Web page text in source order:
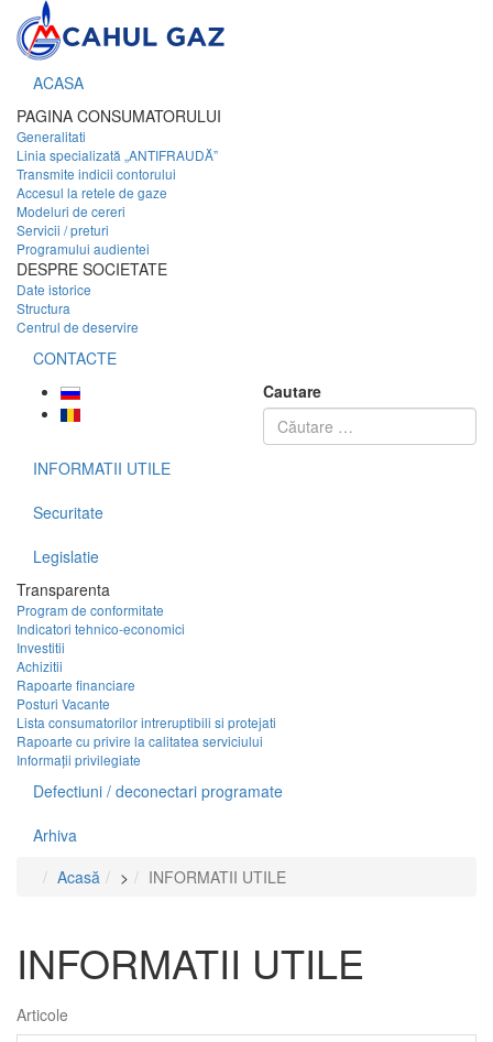
ACASA
PAGINA CONSUMATORULUI
Generalitati
Linia specializată „ANTIFRAUDĂ”
Transmite indicii contorului
Accesul la retele de gaze
Modeluri de cereri
Servicii / preturi
Programului audientei
DESPRE SOCIETATE
Date istorice
Structura
Centrul de deservire
CONTACTE
Cautare
INFORMATII UTILE
Securitate
Legislatie
Transparenta
Program de conformitate
Indicatori tehnico-economici
Investitii
Achizitii
Rapoarte financiare
Posturi Vacante
Lista consumatorilor intreruptibili si protejati
Rapoarte cu privire la calitatea serviciului
Informații privilegiate
Defectiuni / deconectari programate
Arhiva
Acasă
> INFORMATII UTILE
INFORMATII UTILE
Articole